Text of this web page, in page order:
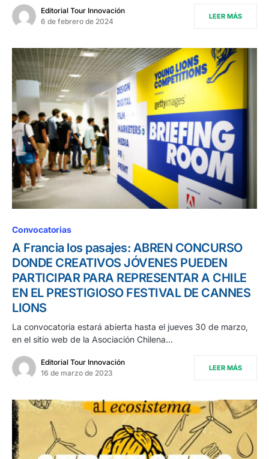
Editorial Tour Innovación
6 de febrero de 2024
LEER MÁS
Convocatorias
A Francia los pasajes: ABREN CONCURSO
DONDE CREATIVOS JÓVENES PUEDEN
PARTICIPAR PARA REPRESENTAR A CHILE
EN EL PRESTIGIOSO FESTIVAL DE CANNES
LIONS
La convocatoria estará abierta hasta el jueves 30 de marzo,
en el sitio web de la Asociación Chilena…
Editorial Tour Innovación
16 de marzo de 2023
LEER MÁS